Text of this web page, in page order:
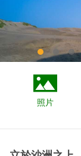
照片